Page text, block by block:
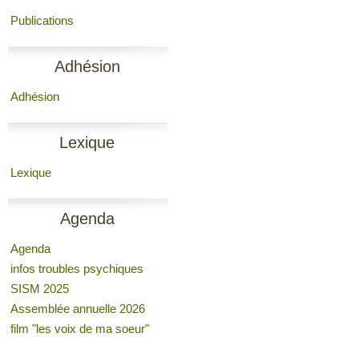
Publications
Adhésion
Adhésion
Lexique
Lexique
Agenda
Agenda
infos troubles psychiques
SISM 2025
Assemblée annuelle 2026
film "les voix de ma soeur"